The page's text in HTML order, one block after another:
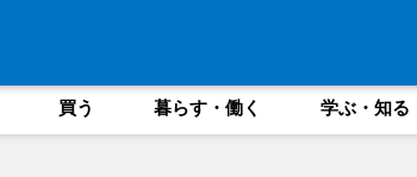
買う 暮らす・働く 学ぶ・知る